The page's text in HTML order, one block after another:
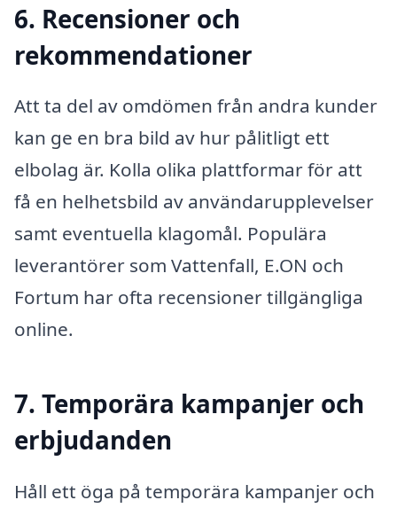
6. Recensioner och
rekommendationer
Att ta del av omdömen från andra kunder
kan ge en bra bild av hur pålitligt ett
elbolag är. Kolla olika plattformar för att
få en helhetsbild av användarupplevelser
samt eventuella klagomål. Populära
leverantörer som Vattenfall, E.ON och
Fortum har ofta recensioner tillgängliga
online.
7. Temporära kampanjer och
erbjudanden
Håll ett öga på temporära kampanjer och